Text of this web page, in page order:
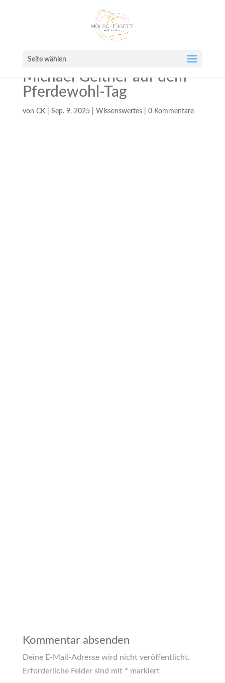
Seite wählen
Michael Geitner auf dem
Pferdewohl-Tag
von CK| Sep. 9, 2025| Wissenswertes| 0 Kommentare
Kommentar absenden
Deine E-Mail-Adresse wird nicht veröffentlicht.
Erforderliche Felder sind mit * markiert